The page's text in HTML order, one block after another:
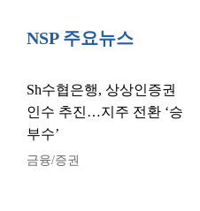
NSP 주요뉴스
Sh수협은행, 상상인증권
인수 추진…지주 전환 ‘승
부수’
금융/증권